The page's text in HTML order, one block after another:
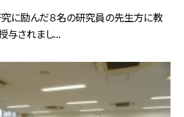
究に励んだ８名の研究員の先生方に教
与されまし...